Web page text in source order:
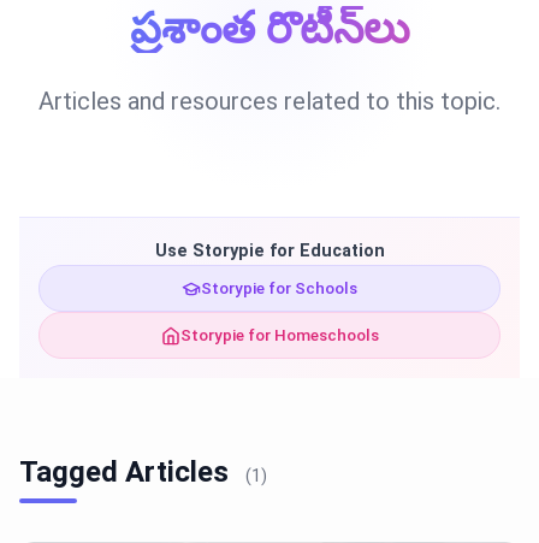
ప్రశాంత రొటీన్‌లు
Articles and resources related to this topic.
Use Storypie for Education
Storypie for Schools
Storypie for Homeschools
Tagged Articles (1)